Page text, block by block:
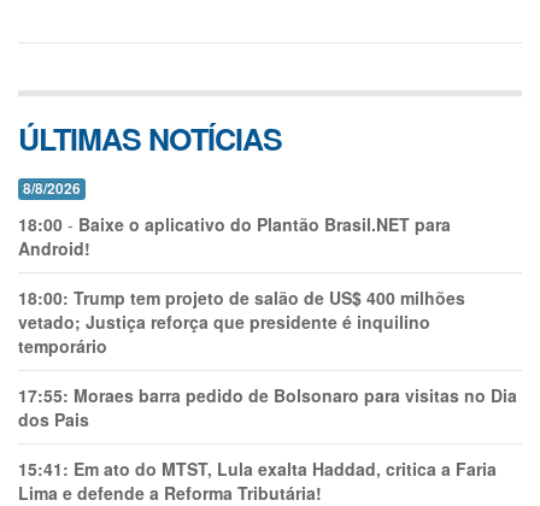
ÚLTIMAS NOTÍCIAS
8/8/2026
18:00 - Baixe o aplicativo do Plantão Brasil.NET para
Android!
18:00: Trump tem projeto de salão de US$ 400 milhões
vetado; Justiça reforça que presidente é inquilino
temporário
17:55: Moraes barra pedido de Bolsonaro para visitas no Dia
dos Pais
15:41: Em ato do MTST, Lula exalta Haddad, critica a Faria
Lima e defende a Reforma Tributária!